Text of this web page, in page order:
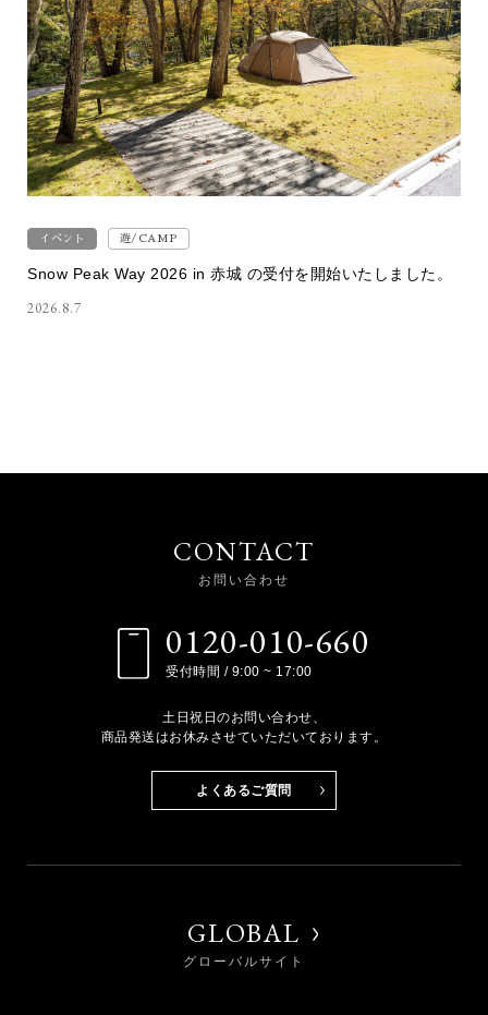
イベント 遊/CAMP
Snow Peak Way 2026 in 赤城 の受付を開始いたしました。
2026.8.7
CONTACT
お問い合わせ
0120-010-660
受付時間 / 9:00 ~ 17:00
土日祝日のお問い合わせ、
商品発送はお休みさせていただいております。
よくあるご質問
GLOBAL
グローバルサイト